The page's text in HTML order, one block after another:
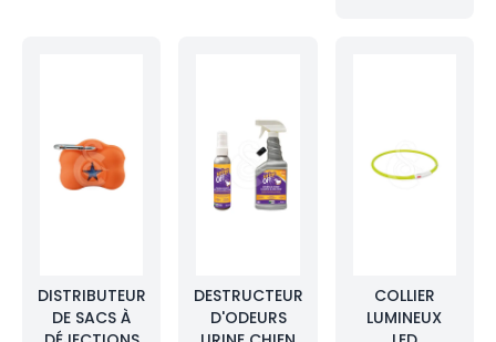
DISTRIBUTEUR
DE SACS À
DESTRUCTEUR
D'ODEURS
COLLIER
LUMINEUX